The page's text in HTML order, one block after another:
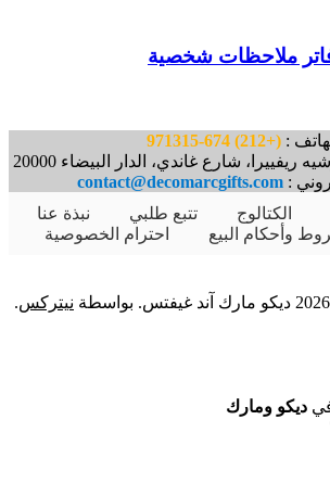
ملاحظات شخصية
:
(+212) 674-971315
:
contact@decomarcgifts.com
الكتالوج تتبع طلبي
نبذة عنا
وأحكام البيع احترام الخصوصية
نيتركس.
ديكو ومارك